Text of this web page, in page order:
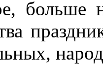
больше